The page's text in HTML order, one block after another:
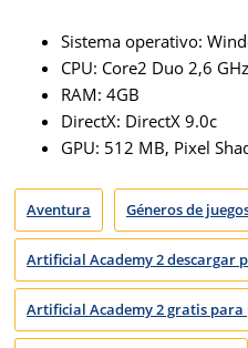
Sistema operativo:
CPU: Core2 Duo 2,6 GHz
RAM: 4GB
DirectX: DirectX 9.0c
GPU: 512 MB, Pixel
Aventura Géneros de
Artificial Academy 2 descargar
Artificial Academy 2 gratis para